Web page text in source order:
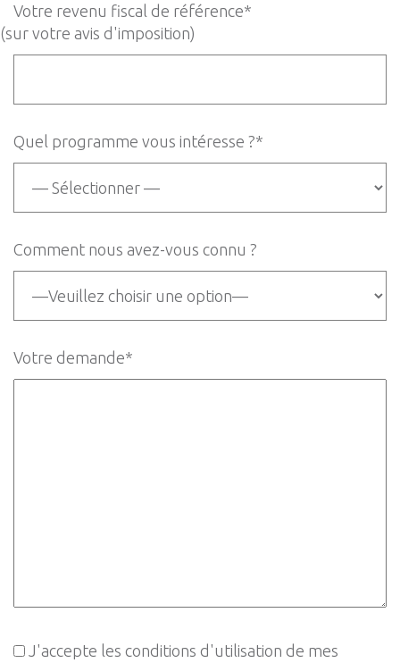
Votre revenu fiscal de référence*
(sur votre avis d'imposition)
Quel programme vous intéresse ?*
Comment nous avez-vous connu ?
Votre demande*
J'accepte les conditions d'utilisation de mes